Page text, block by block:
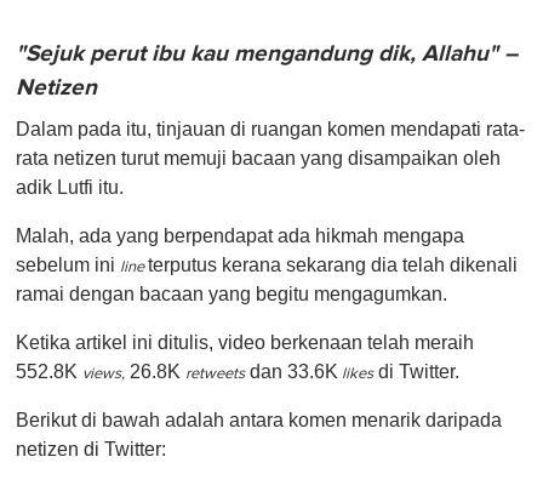
"Sejuk perut ibu kau mengandung dik, Allahu" –
Netizen
Dalam pada itu, tinjauan di ruangan komen mendapati rata-
rata netizen turut memuji bacaan yang disampaikan oleh
adik Lutfi itu.
Malah, ada yang berpendapat ada hikmah mengapa
sebelum ini lineterputus kerana sekarang dia telah dikenali
ramai dengan bacaan yang begitu mengagumkan.
Ketika artikel ini ditulis, video berkenaan telah meraih
552.8K views, 26.8K retweetsdan 33.6K likesdi Twitter.
Berikut di bawah adalah antara komen menarik daripada
netizen di Twitter: